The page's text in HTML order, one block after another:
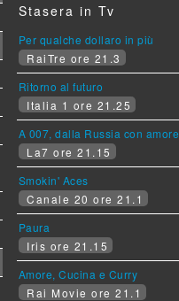
Stasera in Tv
Per qualche dollaro in più
RaiTre ore 21.3
Ritorno al futuro
Italia 1 ore 21.25
A 007, dalla Russia con amore
La7 ore 21.15
Smokin' Aces
Canale 20 ore 21.1
Paura
Iris ore 21.15
Amore, Cucina e Curry
Rai Movie ore 21.1